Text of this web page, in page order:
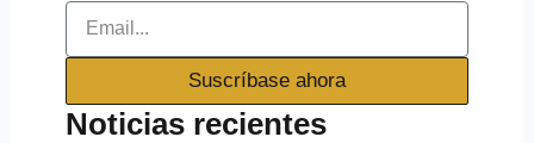
Suscríbase ahora
Noticias recientes